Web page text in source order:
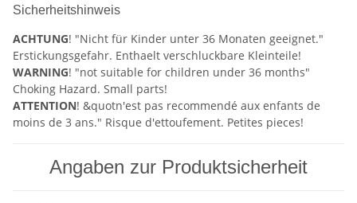
Sicherheitshinweis
ACHTUNG! "Nicht für Kinder unter 36 Monaten geeignet."
Erstickungsgefahr. Enthaelt verschluckbare Kleinteile!
WARNING! "not suitable for children under 36 months"
Choking Hazard. Small parts!
ATTENTION! &quotn'est pas recommendé aux enfants de
moins de 3 ans." Risque d'ettoufement. Petites pieces!
Angaben zur Produktsicherheit